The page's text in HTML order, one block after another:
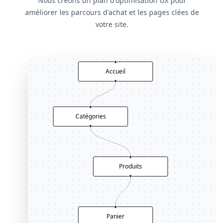
améliorer les parcours d'achat et les pages clées de
votre site.
Accueil
Catégories
Produits
Panier